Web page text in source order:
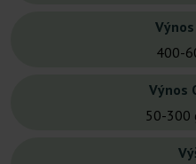
400-
Výnos
50-300